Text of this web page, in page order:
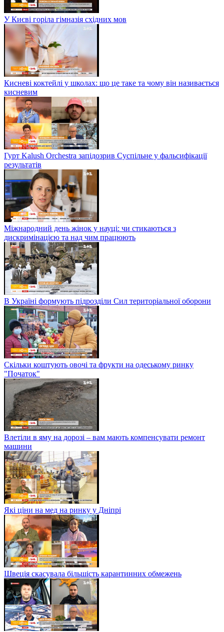
У Києві горіла гімназія східних мов
Кисневі коктейлі у школах: що це таке та чому він називається
кисневим
Гурт Kalush Orchestra запідозрив Суспільне у фальсифікації
результатів
Міжнародний день жінок у науці: чи стикаються з
дискримінацією та над чим працюють
В Україні формують підрозділи Сил територіальної оборони
Скільки коштують овочі та фрукти на одеському ринку
"Початок"
Влетіли в яму на дорозі – вам мають компенсувати ремонт
машини
Які ціни на мед на ринку у Дніпрі
Швеція скасувала більшість карантинних обмежень